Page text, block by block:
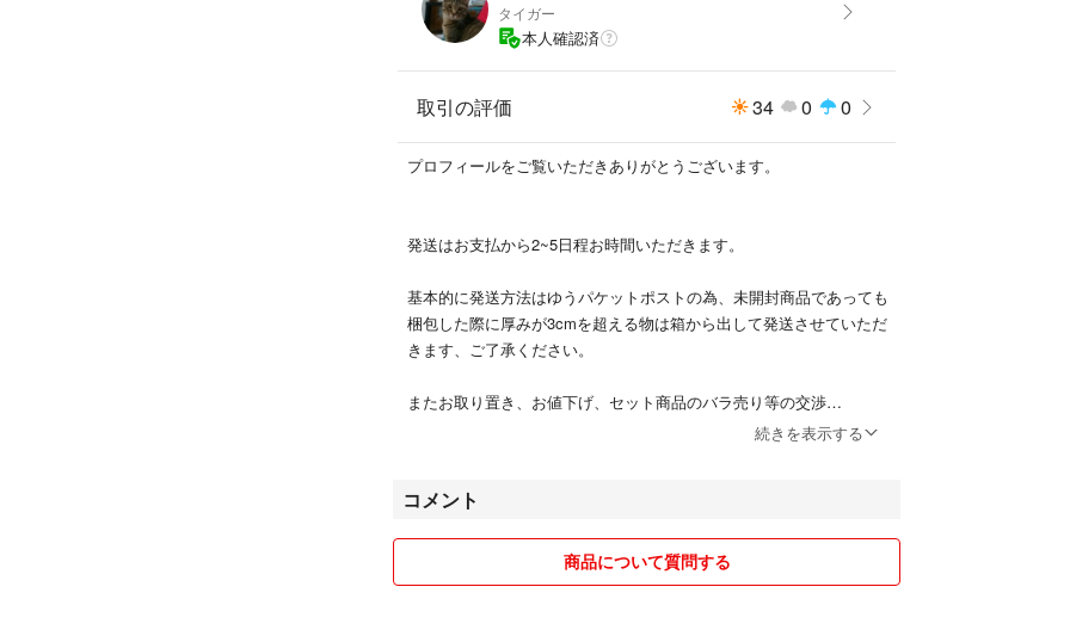
タイガー
本人確認済
取引の評価 34 0 0
プロフィールをご覧いただきありがとうございます。
発送はお支払から2~5日程お時間いただきます。
基本的に発送方法はゆうパケットポストの為、未開封商品であっても
梱包した際に厚みが3cmを超える物は箱から出して発送させていただ
きます、ご了承ください。
またお取り置き、お値下げ、セット商品のバラ売り等の交渉
お受けいたします。
その場合、可否の判断は未開封の状態での推測になることをご了承く
続きを表示する
コメント
商品について質問する